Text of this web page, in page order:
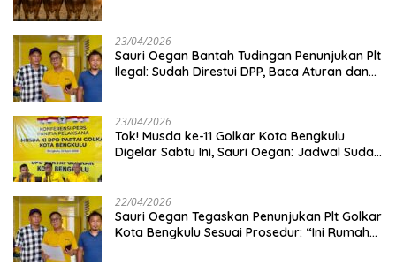
23/04/2026
Sauri Oegan Bantah Tudingan Penunjukan Plt
Ilegal: Sudah Direstui DPP, Baca Aturan dan
23/04/2026
‎Tok! Musda ke-11 Golkar Kota Bengkulu
Digelar Sabtu Ini, Sauri Oegan: Jadwal Sudah
22/04/2026
Sauri Oegan Tegaskan Penunjukan Plt Golkar
Kota Bengkulu Sesuai Prosedur: “Ini Rumah